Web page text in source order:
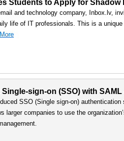
Students to Apply for
and technology company, Inbox.lv,
life of IT professionals. This is a
More
Single-sign-on (SSO) with
SSO (Single sign-on)
larger companies to use the